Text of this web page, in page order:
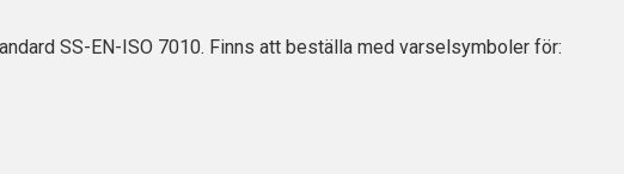
SS-EN-ISO 7010. Finns att beställa med varselsymboler för: